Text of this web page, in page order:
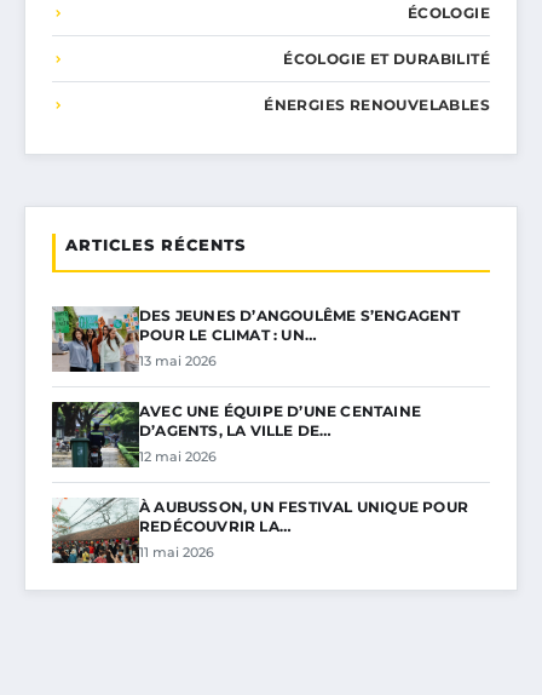
ÉCOLOGIE
ÉCOLOGIE ET DURABILITÉ
ÉNERGIES RENOUVELABLES
ARTICLES RÉCENTS
DES JEUNES D’ANGOULÊME S’ENGAGENT
POUR LE CLIMAT : UN…
13 mai 2026
AVEC UNE ÉQUIPE D’UNE CENTAINE
D’AGENTS, LA VILLE DE…
12 mai 2026
À AUBUSSON, UN FESTIVAL UNIQUE POUR
REDÉCOUVRIR LA…
11 mai 2026